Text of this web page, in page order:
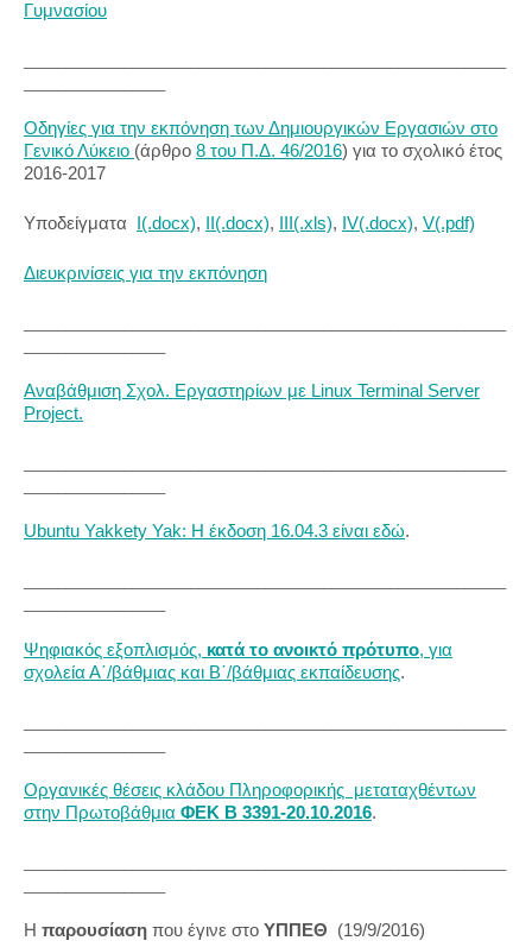
Γυμνασίου
Οδηγίες για την εκπόνηση των Δημιουργικών Εργασιών στο
Γενικό Λύκειο (άρθρο 8 του Π.Δ. 46/2016) για το σχολικό έτος
2016-2017
Υποδείγματα I(.docx), II(.docx), III(.xls), IV(.docx), V(.pdf)
Διευκρινίσεις για την εκπόνηση
Αναβάθμιση Σχολ. Εργαστηρίων με Linux Terminal Server
Project.
Ubuntu Yakkety Yak: Η έκδοση 16.04.3 είναι εδώ.
Ψηφιακός εξοπλισμός, κατά το ανοικτό πρότυπο, για
σχολεία Α΄/βάθμιας και Β΄/βάθμιας εκπαίδευσης.
Οργανικές θέσεις κλάδου Πληροφορικής μεταταχθέντων
στην Πρωτοβάθμια ΦΕΚ Β 3391-20.10.2016.
Η παρουσίαση που έγινε στο ΥΠΠΕΘ (19/9/2016)